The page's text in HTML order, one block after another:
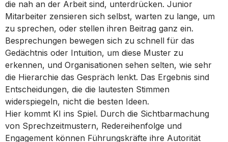
die nah an der Arbeit sind, unterdrücken. Junior
Mitarbeiter zensieren sich selbst, warten zu lange, um
zu sprechen, oder stellen ihren Beitrag ganz ein.
Besprechungen bewegen sich zu schnell für das
Gedächtnis oder Intuition, um diese Muster zu
erkennen, und Organisationen sehen selten, wie sehr
die Hierarchie das Gespräch lenkt. Das Ergebnis sind
Entscheidungen, die die lautesten Stimmen
widerspiegeln, nicht die besten Ideen.
Hier kommt KI ins Spiel. Durch die Sichtbarmachung
von Sprechzeitmustern, Redereihenfolge und
Engagement können Führungskräfte ihre Autorität